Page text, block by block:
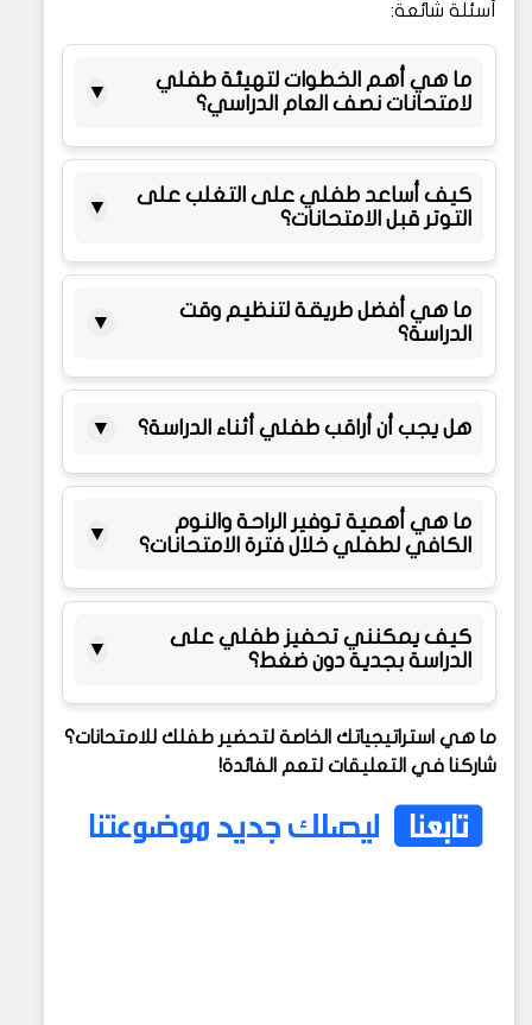
أسئلة شائعة:
ما هي أهم الخطوات لتهيئة طفلي
لامتحانات نصف العام الدراسي؟
▼
كيف أساعد طفلي على التغلب على
التوتر قبل الامتحانات؟
▼
ما هي أفضل طريقة لتنظيم وقت
الدراسة؟
▼
هل يجب أن أراقب طفلي أثناء الدراسة؟ ▼
ما هي أهمية توفير الراحة والنوم
الكافي لطفلي خلال فترة الامتحانات؟
▼
كيف يمكنني تحفيز طفلي على
الدراسة بجدية دون ضغط؟
▼
ما هي استراتيجياتك الخاصة لتحضير طفلك للامتحانات؟
شاركنا في التعليقات لتعم الفائدة!